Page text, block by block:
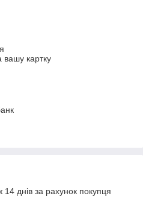
вашу картку
днів за рахунок покупця